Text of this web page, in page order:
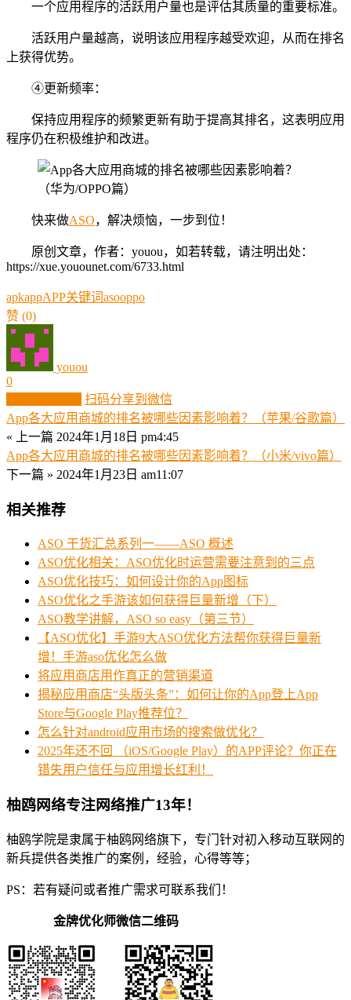
一个应用程序的活跃用户量也是评估其质量的重要标准。
活跃用户量越高，说明该应用程序越受欢迎，从而在排名
上获得优势。
④更新频率：
保持应用程序的频繁更新有助于提高其排名，这表明应用
程序仍在积极维护和改进。
快来做ASO，解决烦恼，一步到位！
原创文章，作者：youou，如若转载，请注明出处：
https://xue.youounet.com/6733.html
apkappAPP关键词asooppo
赞 (0)
youou
0
扫码分享到微信
App各大应用商城的排名被哪些因素影响着？（苹果/谷歌篇）
« 上一篇 2024年1月18日 pm4:45
App各大应用商城的排名被哪些因素影响着？（小米/vivo篇）
下一篇 » 2024年1月23日 am11:07
相关推荐
ASO 干货汇总系列一——ASO 概述
ASO优化相关：ASO优化时运营需要注意到的三点
ASO优化技巧：如何设计你的App图标
ASO优化之手游该如何获得巨量新增（下）
ASO教学讲解，ASO so easy（第三节）
【ASO优化】手游9大ASO优化方法帮你获得巨量新
增！手游aso优化怎么做
将应用商店用作真正的营销渠道
揭秘应用商店“头版头条”：如何让你的App登上App
Store与Google Play推荐位？
怎么针对android应用市场的搜索做优化？
2025年还不回 （iOS/Google Play）的APP评论？你正在
错失用户信任与应用增长红利！
柚鸥网络专注网络推广13年！
柚鸥学院是隶属于柚鸥网络旗下，专门针对初入移动互联网的
新兵提供各类推广的案例，经验，心得等等；
PS：若有疑问或者推广需求可联系我们！
金牌优化师微信二维码